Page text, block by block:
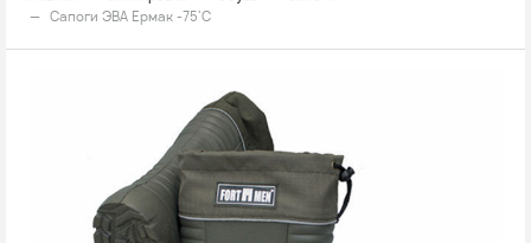
Сапоги ЭВА Ермак -75'C